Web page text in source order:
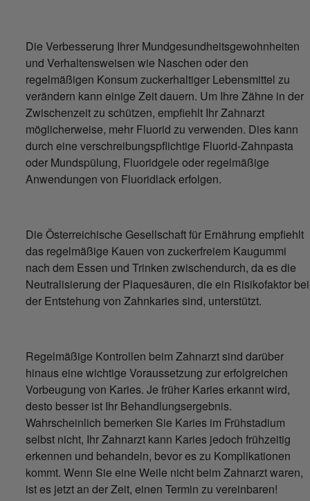
Die Verbesserung Ihrer Mundgesundheitsgewohnheiten
und Verhaltensweisen wie Naschen oder den
regelmäßigen Konsum zuckerhaltiger Lebensmittel zu
verändern kann einige Zeit dauern. Um Ihre Zähne in der
Zwischenzeit zu schützen, empfiehlt Ihr Zahnarzt
möglicherweise, mehr Fluorid zu verwenden. Dies kann
durch eine verschreibungspflichtige Fluorid-Zahnpasta
oder Mundspülung, Fluoridgele oder regelmäßige
Anwendungen von Fluoridlack erfolgen.
Die Österreichische Gesellschaft für Ernährung empfiehlt
das regelmäßige Kauen von zuckerfreiem Kaugummi
nach dem Essen und Trinken zwischendurch, da es die
Neutralisierung der Plaquesäuren, die ein Risikofaktor bei
der Entstehung von Zahnkaries sind, unterstützt.
Regelmäßige Kontrollen beim Zahnarzt sind darüber
hinaus eine wichtige Voraussetzung zur erfolgreichen
Vorbeugung von Karies. Je früher Karies erkannt wird,
desto besser ist Ihr Behandlungsergebnis.
Wahrscheinlich bemerken Sie Karies im Frühstadium
selbst nicht, Ihr Zahnarzt kann Karies jedoch frühzeitig
erkennen und behandeln, bevor es zu Komplikationen
kommt. Wenn Sie eine Weile nicht beim Zahnarzt waren,
ist es jetzt an der Zeit, einen Termin zu vereinbaren!